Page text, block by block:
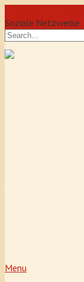
Soziale Netzwerke:
Menu